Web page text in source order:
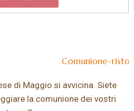
di Maggio si avvicina. Siete
la comunione dei vostri